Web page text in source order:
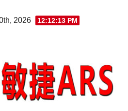
2026 12:12:14 PM